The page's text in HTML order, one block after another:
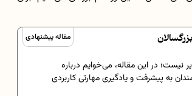
مقاله پیشنهادی
نیست؛ در این مقاله، می‌خوایم درباره
به پیشرفت و یادگیری مهارتی کاربردی